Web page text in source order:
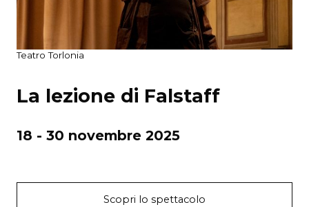
Teatro Torlonia
La lezione di Falstaff
18 - 30 novembre 2025
Scopri lo spettacolo